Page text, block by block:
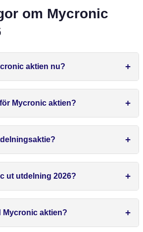
om Mycronic
aktien nu?
Mycronic aktien?
ut utdelning 2026?
Mycronic aktien?